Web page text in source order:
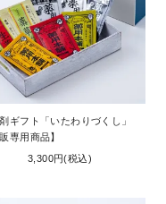
ギフト「いたわりづくし」
販専用商品】
3,300円(税込)